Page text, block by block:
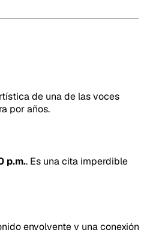
de una de las voces
por años.
p.m.. Es una cita imperdible
envolvente y una conexión